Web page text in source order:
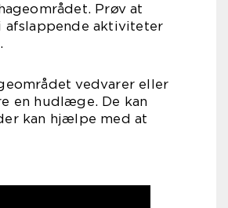
Prøv at
afslappende aktiviteter
vedvarer eller
en hudlæge. De kan
kan hjælpe med at